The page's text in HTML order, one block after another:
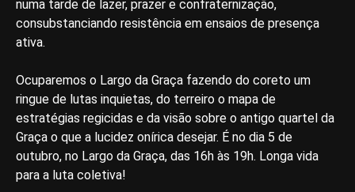
numa tarde de lazer, prazer e confraternização,
consubstanciando resistência em ensaios de presença
ativa.
Ocuparemos o Largo da Graça fazendo do coreto um
ringue de lutas inquietas, do terreiro o mapa de
estratégias regicidas e da visão sobre o antigo quartel da
Graça o que a lucidez onírica desejar. É no dia 5 de
outubro, no Largo da Graça, das 16h às 19h. Longa vida
para a luta coletiva!